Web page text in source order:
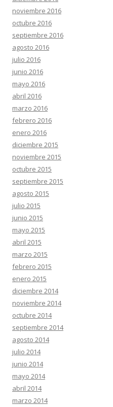
noviembre 2016
octubre 2016
septiembre 2016
agosto 2016
julio 2016
junio 2016
mayo 2016
abril 2016
marzo 2016
febrero 2016
enero 2016
diciembre 2015
noviembre 2015
octubre 2015
septiembre 2015
agosto 2015
julio 2015
junio 2015
mayo 2015
abril 2015
marzo 2015
febrero 2015
enero 2015
diciembre 2014
noviembre 2014
octubre 2014
septiembre 2014
agosto 2014
julio 2014
junio 2014
mayo 2014
abril 2014
marzo 2014